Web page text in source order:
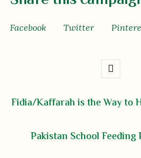
Facebook Twitter
Fidia/Kaffarah is the Way to
Pakistan School